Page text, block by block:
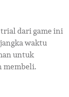
dari game ini
waktu
untuk
membeli.